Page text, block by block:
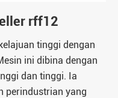
rff12
tinggi dengan
ini dibina dengan
dan tinggi. Ia
perindustrian yang